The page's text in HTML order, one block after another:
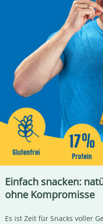
Einfach snacken:
ohne Kompromisse
Es ist Zeit für Snacks voller